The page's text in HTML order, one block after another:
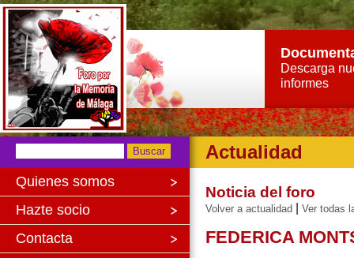
Descarga
informes
Quienes somos
Hazte socio
Contacta
Actualidad
Noticia del foro
Volver a actualidad Ver todas
FEDERICA